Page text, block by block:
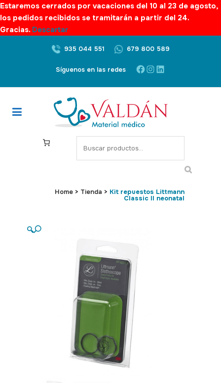
Estaremos cerrados por vacaciones del 10 al 23 de agosto,
los pedidos recibidos se tramitarán a partir del 24.
Gracias. Descartar
935 044 551 679 800 589
Síguenos en las redes Facebook
Instagram
LinkedIn
S
e
c
Home > Tienda > Kit repuestos Littmann
Classic II neonatal
🔍